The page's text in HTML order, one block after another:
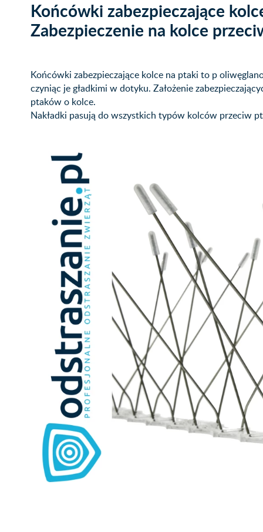
Końcówki zabezpieczające
Zabezpieczenie na kolce
Końcówki zabezpieczające kolce na ptaki to p
czyniąc je gładkimi w dotyku. Założenie
ptaków o kolce.
Nakładki pasują do wszystkich typów kolców przeciw